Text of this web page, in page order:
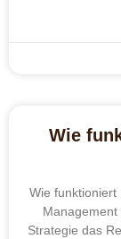
Wie
Wie funktioniert
Strategie das